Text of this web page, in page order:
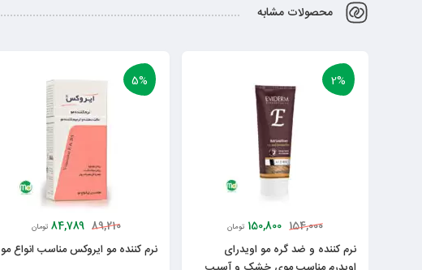
محصولات مشابه
2%
154,000
150,800 تومان
نرم کننده و ضد گره مو اویدرای
5%
89,210
84,789 تومان
نرم کننده مو ایروکس مناسب انواع مو